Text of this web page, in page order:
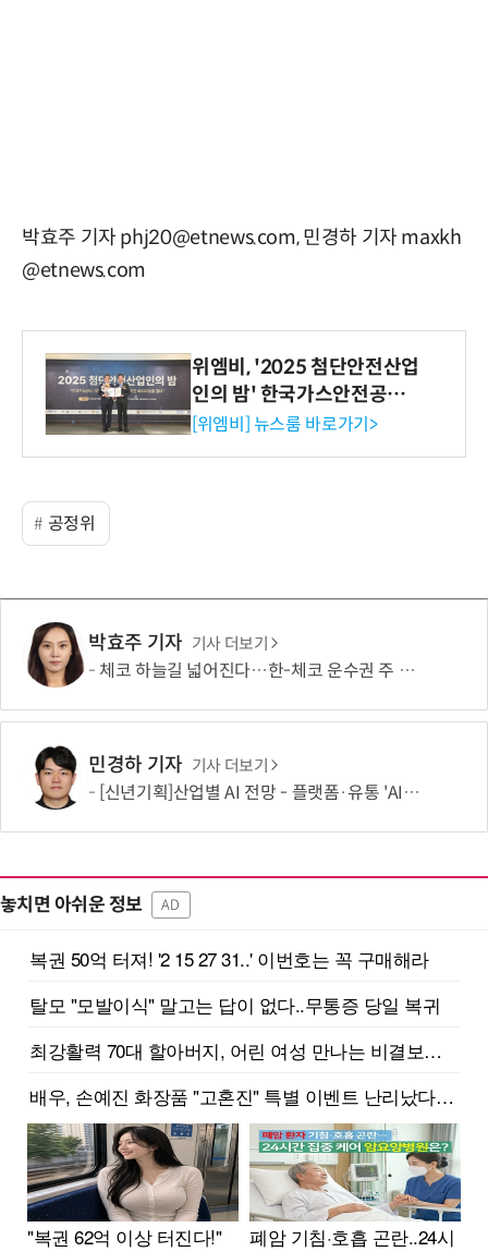
박효주 기자 phj20@etnews.com, 민경하 기자 maxkh
@etnews.com
위엠비, '2025 첨단안전산업
인의 밤' 한국가스안전공사
사장상 수상
[위엠비] 뉴스룸 바로가기>
공정위
박효주 기자 기사 더보기
체코 하늘길 넓어진다…한-체코 운수권 주 10회로 확대
민경하 기자 기사 더보기
[신년기획]산업별 AI 전망 - 플랫폼·유통 'AI 에이전트 시대' 개막
놓치면 아쉬운 정보 AD